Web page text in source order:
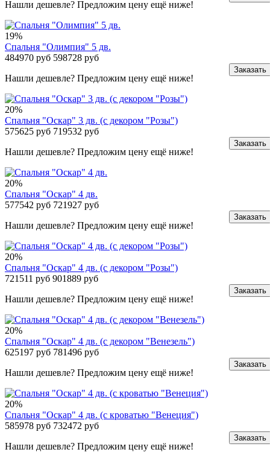
Нашли дешевле? Предложим цену ещё ниже!
19%
Спальня "Олимпия" 5 дв.
484970 руб 598728 руб
Нашли дешевле? Предложим цену ещё ниже!
Заказать
20%
Спальня "Оскар" 3 дв. (с декором "Розы")
575625 руб 719532 руб
Нашли дешевле? Предложим цену ещё ниже!
Заказать
20%
Спальня "Оскар" 4 дв.
577542 руб 721927 руб
Нашли дешевле? Предложим цену ещё ниже!
Заказать
20%
Спальня "Оскар" 4 дв. (с декором "Розы")
721511 руб 901889 руб
Нашли дешевле? Предложим цену ещё ниже!
Заказать
20%
Спальня "Оскар" 4 дв. (с декором "Венезель")
625197 руб 781496 руб
Нашли дешевле? Предложим цену ещё ниже!
Заказать
20%
Спальня "Оскар" 4 дв. (с кроватью "Венеция")
585978 руб 732472 руб
Нашли дешевле? Предложим цену ещё ниже!
Заказать